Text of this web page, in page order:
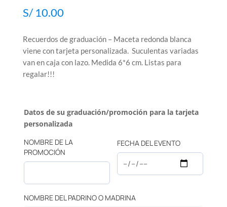
S/10.00
Recuerdos de graduación – Maceta redonda blanca
viene con tarjeta personalizada. Suculentas variadas
van en caja con lazo. Medida 6*6 cm. Listas para
regalar!!!
Datos de su graduación/promoción para la tarjeta
personalizada
NOMBRE DE LA
PROMOCIÓN
FECHA DEL EVENTO
NOMBRE DEL PADRINO O MADRINA